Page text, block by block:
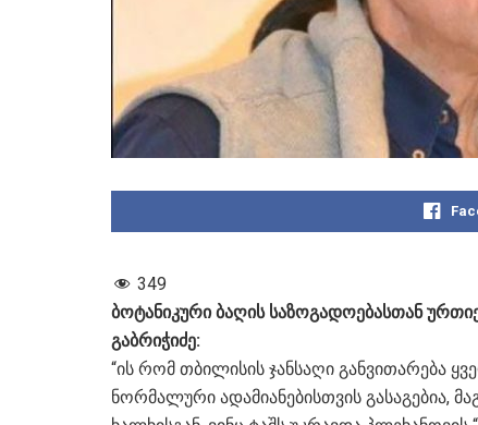
349
ბოტანიკური ბაღის საზოგადოებასთან
გაბრიჭიძე:
“ის რომ თბილისის ჯანსაღი განვითარება
ნორმალური ადამიანებისთვის გასაგებია,